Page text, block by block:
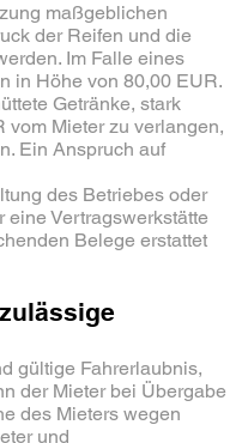
maßgeblichen
der Reifen und die
Im Falle eines
in Höhe von 80,00 EUR.
Getränke, stark
Mieter zu verlangen,
Ein Anspruch auf
des Betriebes oder
Vertragswerkstätte
Belege erstattet
gültige Fahrerlaubnis,
der Mieter bei Übergabe
des Mieters wegen
und